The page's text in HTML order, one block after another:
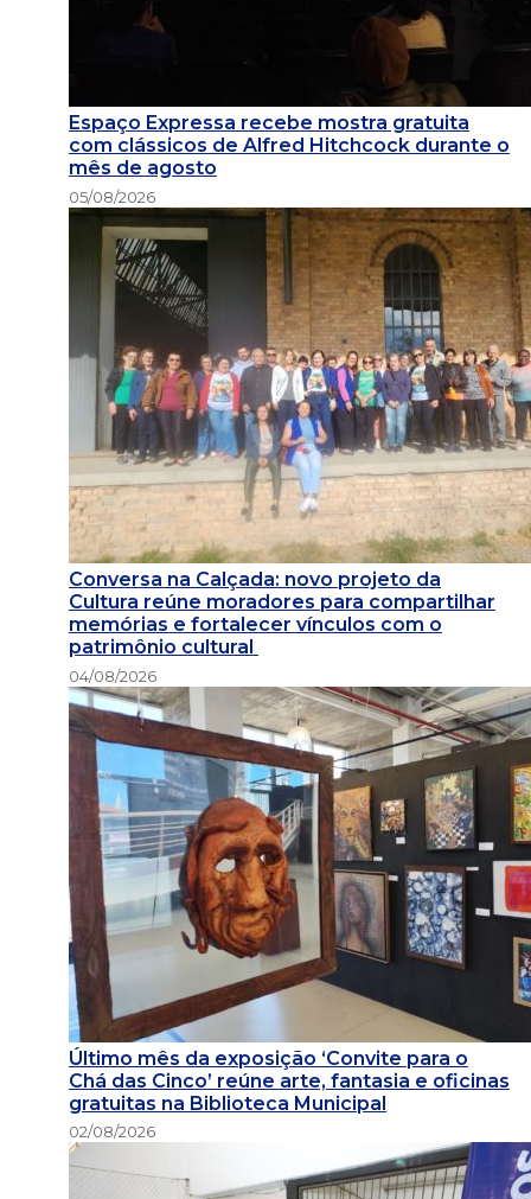
Espaço Expressa recebe mostra gratuita
com clássicos de Alfred Hitchcock durante o
mês de agosto
05/08/2026
Conversa na Calçada: novo projeto da
Cultura reúne moradores para compartilhar
memórias e fortalecer vínculos com o
patrimônio cultural
04/08/2026
Último mês da exposição ‘Convite para o
Chá das Cinco’ reúne arte, fantasia e oficinas
gratuitas na Biblioteca Municipal
02/08/2026